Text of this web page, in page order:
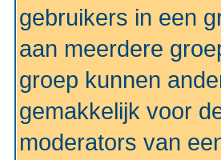
gebruikers in een
aan meerdere
groep kunnen
gemakkelijk voor
moderators van